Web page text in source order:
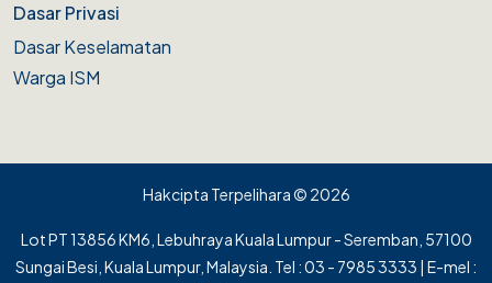
Dasar Privasi
Dasar Keselamatan
Warga ISM
Hakcipta Terpelihara © 2026
Lot PT 13856 KM6, Lebuhraya Kuala Lumpur - Seremban, 57100
Sungai Besi, Kuala Lumpur, Malaysia. Tel : 03 - 7985 3333 | E-mel :